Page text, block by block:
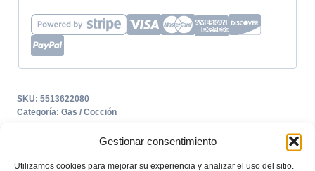
Gestionar consentimiento
Utilizamos cookies para mejorar su experiencia y analizar el uso del sitio.
SKU: 5513622080
Categoría: Gas / Cocción